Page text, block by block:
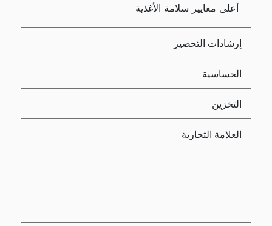
أعلى معايير سلامة الأغذية
إرشادات التحضير
الحساسية
التخزين
العلامة التجارية